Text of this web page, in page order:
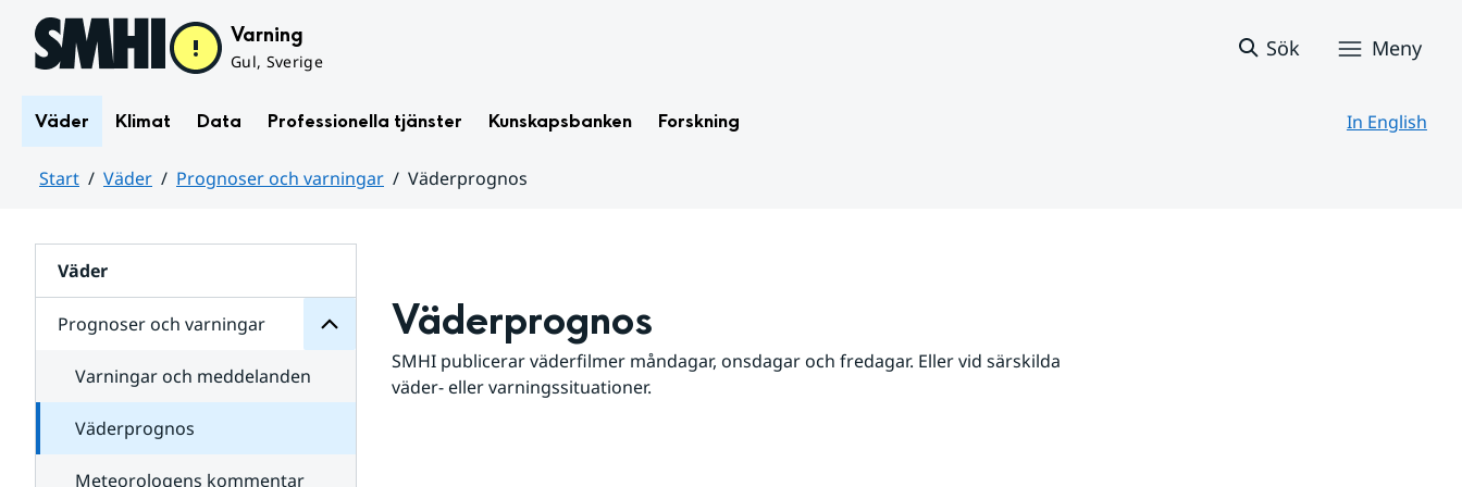
Hoppa till sidans innehåll Varning
Gul, Sverige
Sök Meny
Väder Klimat Data Professionella tjänster Kunskapsbanken Forskning In English
Start Väder Prognoser och varningar
Väderprognos
Väder
Prognoser och varningar
för
varningar
Varningar och meddelanden
Väderprognos
Meteorologens kommentar
Väderprognos
SMHI publicerar väderfilmer måndagar, onsdagar och fredagar. Eller vid särskilda
väder- eller varningssituationer.